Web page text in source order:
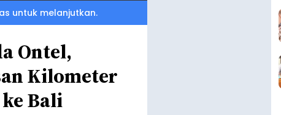
untuk melanjutkan.
Ontel,
Kilometer
Bali